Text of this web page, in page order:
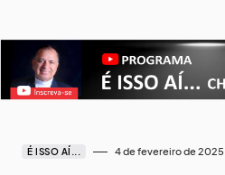
É ISSO AÍ... 4 de fevereiro de 2025